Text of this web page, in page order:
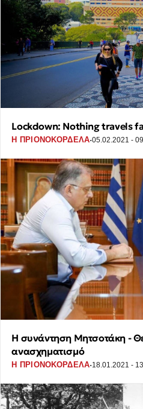
Lockdown: Nothing travels
Η ΠΡΙΟΝΟΚΟΡΔΕΛΑ·05.02.2021 -
Η συνάντηση Μητσοτάκη -
ανασχηματισμό
Η ΠΡΙΟΝΟΚΟΡΔΕΛΑ·18.01.2021 -